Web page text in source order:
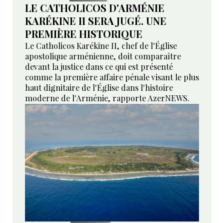
LE CATHOLICOS D'ARMÉNIE
KARÉKINE II SERA JUGÉ. UNE
PREMIÈRE HISTORIQUE
Le Catholicos Karékine II, chef de l'Église
apostolique arménienne, doit comparaître
devant la justice dans ce qui est présenté
comme la première affaire pénale visant le plus
haut dignitaire de l'Église dans l'histoire
moderne de l'Arménie, rapporte AzerNEWS.